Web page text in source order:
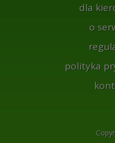
dla
o
polityka